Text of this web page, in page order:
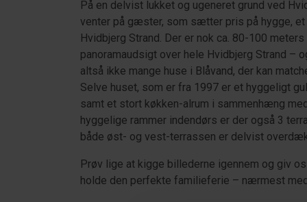
På en delvist lukket og ugeneret grund ved
venter på gæster, som sætter pris på hygge,
Hvidbjerg Strand. Der er nok ca. 80-100
panoramaudsigt over hele Hvidbjerg Strand –
altså ikke mange huse i Blåvand, der kan
Selve huset, som er fra 1997 er et hyggeligt
samt et stort køkken-alrum i sammenhæng
hyggelige rammer indendørs er der også 3
både øst- og vest-terrassen er delvist
Prøv lige at kigge billederne igennem og giv
holde den perfekte familieferie – nærmest